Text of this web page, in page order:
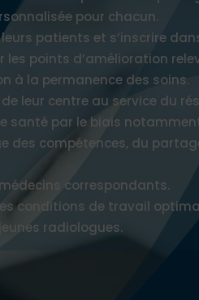
pour chacun.
patients et s’inscrire
les points d’amélioration
à la permanence des soins.
leur centre au service du
santé par le biais
des compétences, du
correspondants.
conditions de travail
radiologues.